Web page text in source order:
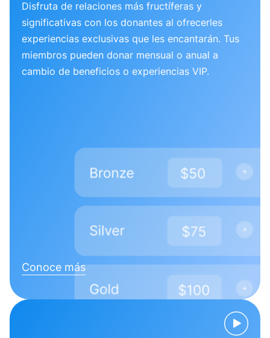
Disfruta de relaciones más fructíferas y
significativas con los donantes al ofrecerles
experiencias exclusivas que les encantarán. Tus
miembros pueden donar mensual o anual a
cambio de beneficios o experiencias VIP.
Conoce más